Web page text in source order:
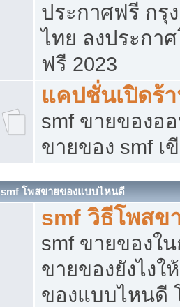
ประกาศฟรี กรุ
ไทย ลงประกา
ฟรี 2023
แคปชั่นเปิดร้
smf ขายของอ
ขายของ smf เ
smf โพสขายของแบบไหนดี
smf วิธีโพสข
smf ขายของใ
ขายของยังไง
ของแบบไหนดี